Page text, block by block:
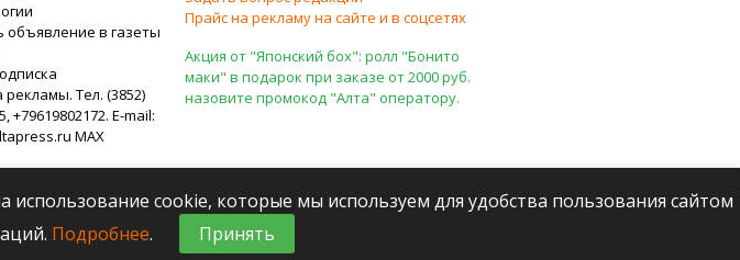
объявление в газеты
рекламы. Тел. (3852)
+79619802172. E-mail:
MAX
Прайс на рекламу на сайте и в соцсетях
Акция от "Японский бох": ролл "Бонито
маки" в подарок при заказе от 2000 руб.
назовите промокод "Алта" оператору.
cookie, которые мы используем для удобства пользования сайтом
Подробнее. Принять